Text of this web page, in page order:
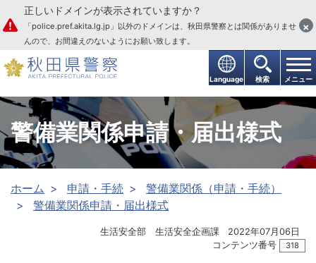
本文へ
Language 検索 メニュー
正しいドメインが表示されていますか？
「police.pref.akita.lg.jp」以外のドメインは、秋田県警察とは関係がありませ
んので、お間違えのないようにお願い致します。
×
警備業関係申請・届出様式
ホーム 申請・手続
警備業関係（申請・手続）
警備業関係申請・届出様式
生活安全部 生活安全企画課
2022年07月06日
コンテンツ番号
318